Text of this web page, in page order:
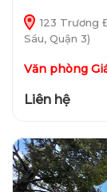
123 Trương
Sáu, Quận 3)
Văn phòng
Liên hệ